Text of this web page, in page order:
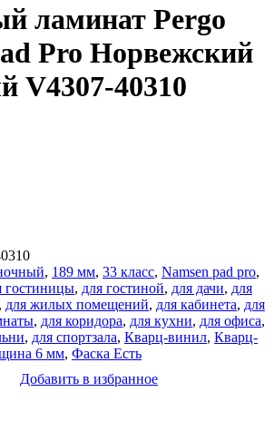
ламинат Pergo
Pro Норвежский
V4307-40310
, 189 мм, 33 класс, Namsen pad pro,
гостиницы, для гостиной, для дачи, для
, для жилых помещений, для кабинета, для
, для коридора, для кухни, для офиса,
, для спортзала, Кварц-винил, Кварц-
6 мм, Фаска Есть
Добавить в избранное